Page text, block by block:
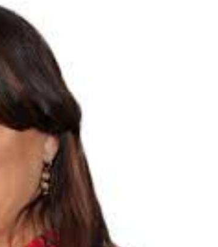
con jornada asistencial de Desarrollo de la
seguir en la Presidencia de la Suprema
económica y califica de ineficiente la gestión
Voluntario
RD tiene la oportunidad histórica de
en la avenida Abraham Lincoln y
ante constantes apagones en Santo
lagrimógenas: Tensión en la Fernández
cultural para la región Este